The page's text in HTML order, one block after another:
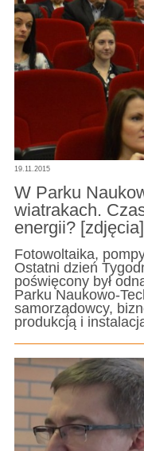
19.11.2015
W Parku
wiatrakach.
energii? [zdjęcia]
Fotowoltaika,
Ostatni dzień
poświęcony był
Parku Naukowo-
samorządowcy,
produkcją i